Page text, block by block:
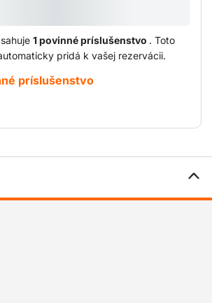
1 povinné príslušenstvo . Toto
pridá k vašej rezervácii.
príslušenstvo